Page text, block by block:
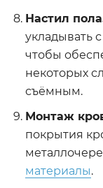
Настил
укладывать
чтобы
некоторых
съёмным.
Монтаж
покрытия
материалы.